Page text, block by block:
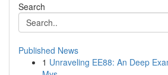
Search
Published News
1 Unraveling EE88: An Deep